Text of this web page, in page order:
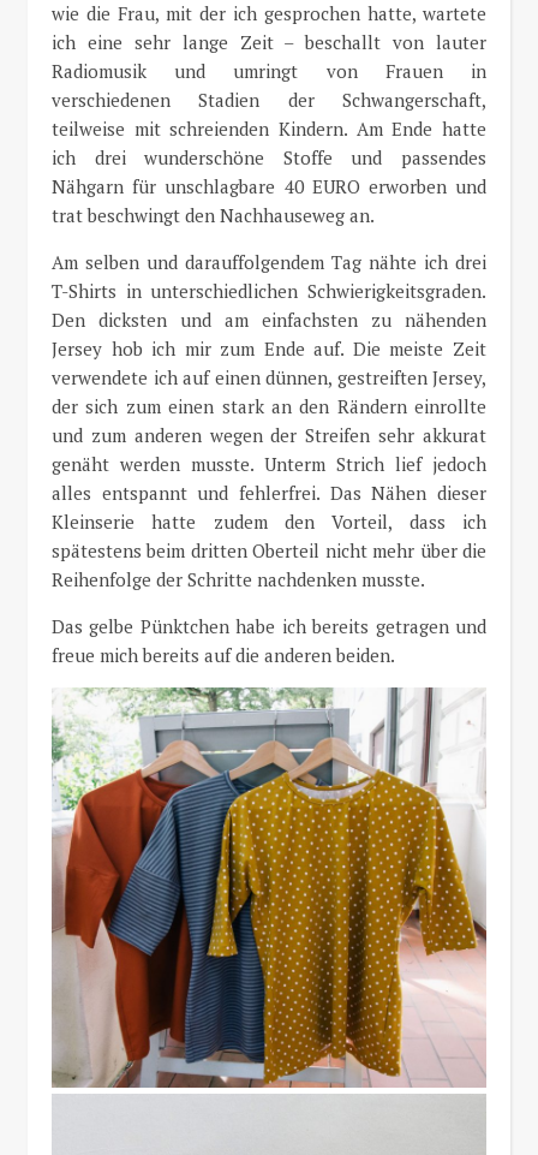
wie die Frau, mit der ich gesprochen hatte, wartete
ich eine sehr lange Zeit – beschallt von lauter
Radiomusik und umringt von Frauen in
verschiedenen Stadien der Schwangerschaft,
teilweise mit schreienden Kindern. Am Ende hatte
ich drei wunderschöne Stoffe und passendes
Nähgarn für unschlagbare 40 EURO erworben und
trat beschwingt den Nachhauseweg an.
Am selben und darauffolgendem Tag nähte ich drei
T-Shirts in unterschiedlichen Schwierigkeitsgraden.
Den dicksten und am einfachsten zu nähenden
Jersey hob ich mir zum Ende auf. Die meiste Zeit
verwendete ich auf einen dünnen, gestreiften Jersey,
der sich zum einen stark an den Rändern einrollte
und zum anderen wegen der Streifen sehr akkurat
genäht werden musste. Unterm Strich lief jedoch
alles entspannt und fehlerfrei. Das Nähen dieser
Kleinserie hatte zudem den Vorteil, dass ich
spätestens beim dritten Oberteil nicht mehr über die
Reihenfolge der Schritte nachdenken musste.
Das gelbe Pünktchen habe ich bereits getragen und
freue mich bereits auf die anderen beiden.